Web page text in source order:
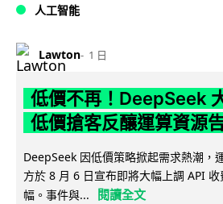
人工智能
Lawton 1 日
低價不再！DeepSeek
低價搶客反釀運算資源
DeepSeek 因低價策略掀起需求熱潮，
方於 8 月 6 日宣布即將大幅上調 API
幅。事件與...
閱讀全文